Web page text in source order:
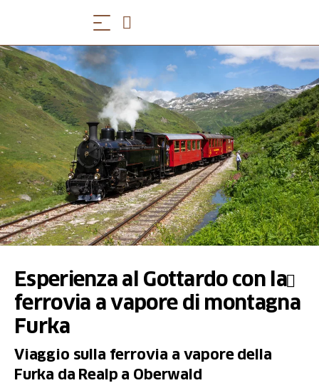
Esperienza al Gottardo con la
ferrovia a vapore di montagna
Furka
Viaggio sulla ferrovia a vapore della
Furka da Realp a Oberwald